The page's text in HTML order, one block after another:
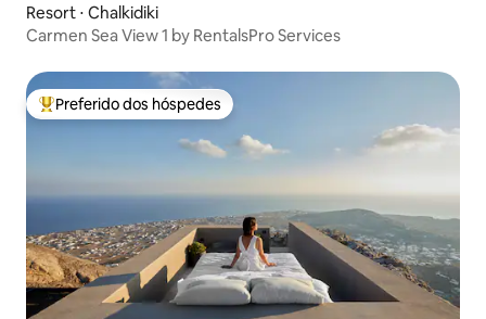
Resort ⋅ Chalkidiki
Carmen Sea View 1 by RentalsPro Services
Entre os melhores preferidos dos hóspedes
Preferido dos hóspedes